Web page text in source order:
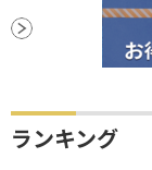
ランキング